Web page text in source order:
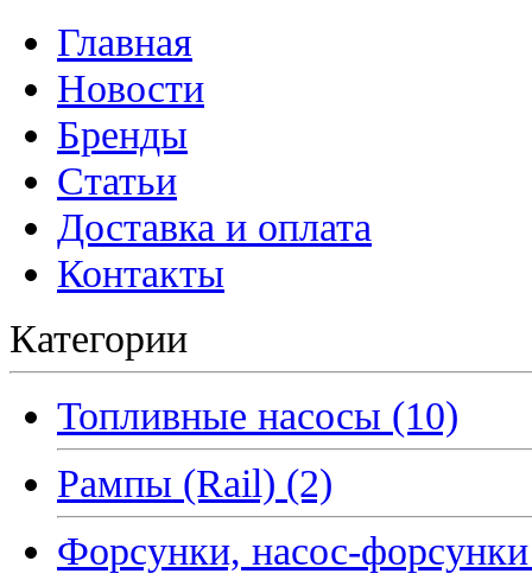
Главная
Новости
Бренды
Статьи
Доставка и оплата
Контакты
Категории
Топливные насосы (10)
Рампы (Rail) (2)
Форсунки, насос-